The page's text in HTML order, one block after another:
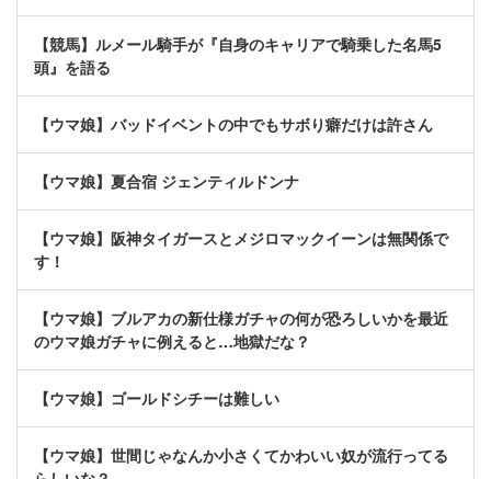
【競馬】ルメール騎手が『自身のキャリアで騎乗した名馬5
頭』を語る
【ウマ娘】バッドイベントの中でもサボり癖だけは許さん
【ウマ娘】夏合宿 ジェンティルドンナ
【ウマ娘】阪神タイガースとメジロマックイーンは無関係で
す！
【ウマ娘】ブルアカの新仕様ガチャの何が恐ろしいかを最近
のウマ娘ガチャに例えると…地獄だな？
【ウマ娘】ゴールドシチーは難しい
【ウマ娘】世間じゃなんか小さくてかわいい奴が流行ってる